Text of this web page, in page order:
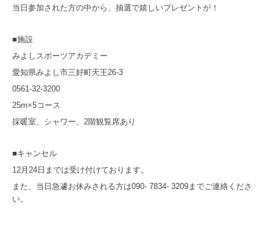
当日参加された方の中から、抽選で嬉しいプレゼントが！
■施設
みよしスポーツアカデミー
愛知県みよし市三好町天王26-3
0561-32-3200
25m×5コース
採暖室、シャワー、2階観覧席あり
■キャンセル
12月24日までは受け付けております。
また、当日急遽お休みされる方は090- 7834- 3209までご連絡くださ
い。